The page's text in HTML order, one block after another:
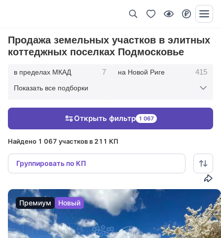
Продажа земельных участков в элитных
коттеджных поселках Подмосковье
в пределах МКАД 7 на Новой Риге 415
463 30 км от МКАД
Показать все подборки
Найдено 1 067 участков в 211 КП
Группировать по КП
Открыть фильтр 1 067
Премиум Новый